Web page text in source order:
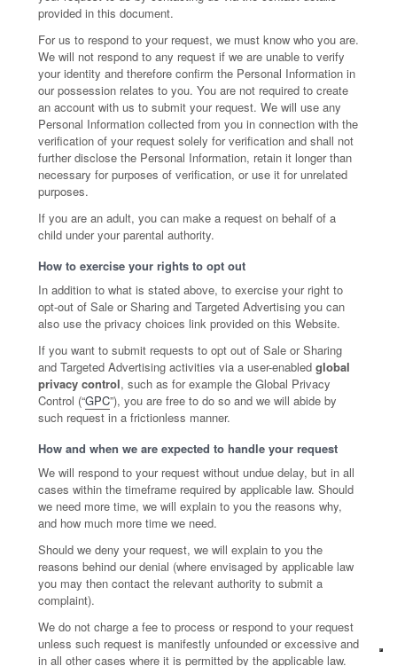
provided in this document.
For us to respond to your request, we must know who you are.
We will not respond to any request if we are unable to verify
your identity and therefore confirm the Personal Information in
our possession relates to you. You are not required to create
an account with us to submit your request. We will use any
Personal Information collected from you in connection with the
verification of your request solely for verification and shall not
further disclose the Personal Information, retain it longer than
necessary for purposes of verification, or use it for unrelated
purposes.
If you are an adult, you can make a request on behalf of a
child under your parental authority.
How to exercise your rights to opt out
In addition to what is stated above, to exercise your right to
opt-out of Sale or Sharing and Targeted Advertising you can
also use the privacy choices link provided on this Website.
If you want to submit requests to opt out of Sale or Sharing
and Targeted Advertising activities via a user-enabled global
privacy control, such as for example the Global Privacy
Control (“GPC”), you are free to do so and we will abide by
such request in a frictionless manner.
How and when we are expected to handle your request
We will respond to your request without undue delay, but in all
cases within the timeframe required by applicable law. Should
we need more time, we will explain to you the reasons why,
and how much more time we need.
Should we deny your request, we will explain to you the
reasons behind our denial (where envisaged by applicable law
you may then contact the relevant authority to submit a
complaint).
We do not charge a fee to process or respond to your request
unless such request is manifestly unfounded or excessive and
in all other cases where it is permitted by the applicable law.